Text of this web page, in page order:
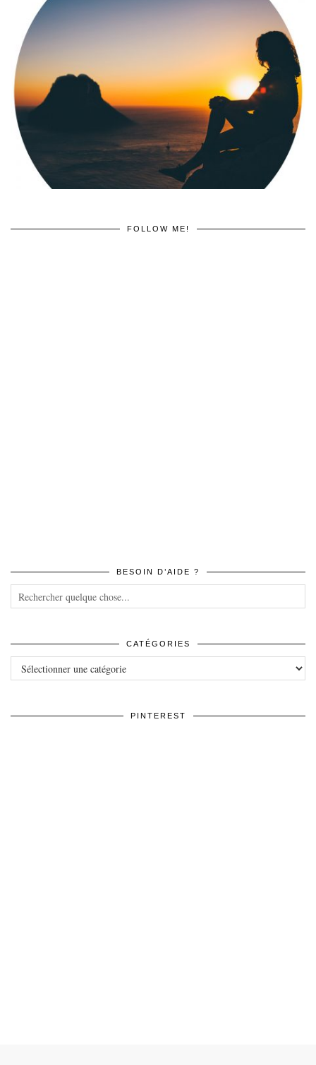
FOLLOW ME!
BESOIN D’AIDE ?
CATÉGORIES
Catégories
PINTEREST